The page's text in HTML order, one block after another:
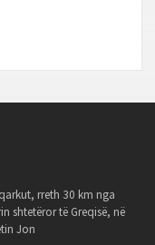
rreth 30 km nga
shtetëror të Greqisë, në
Jon